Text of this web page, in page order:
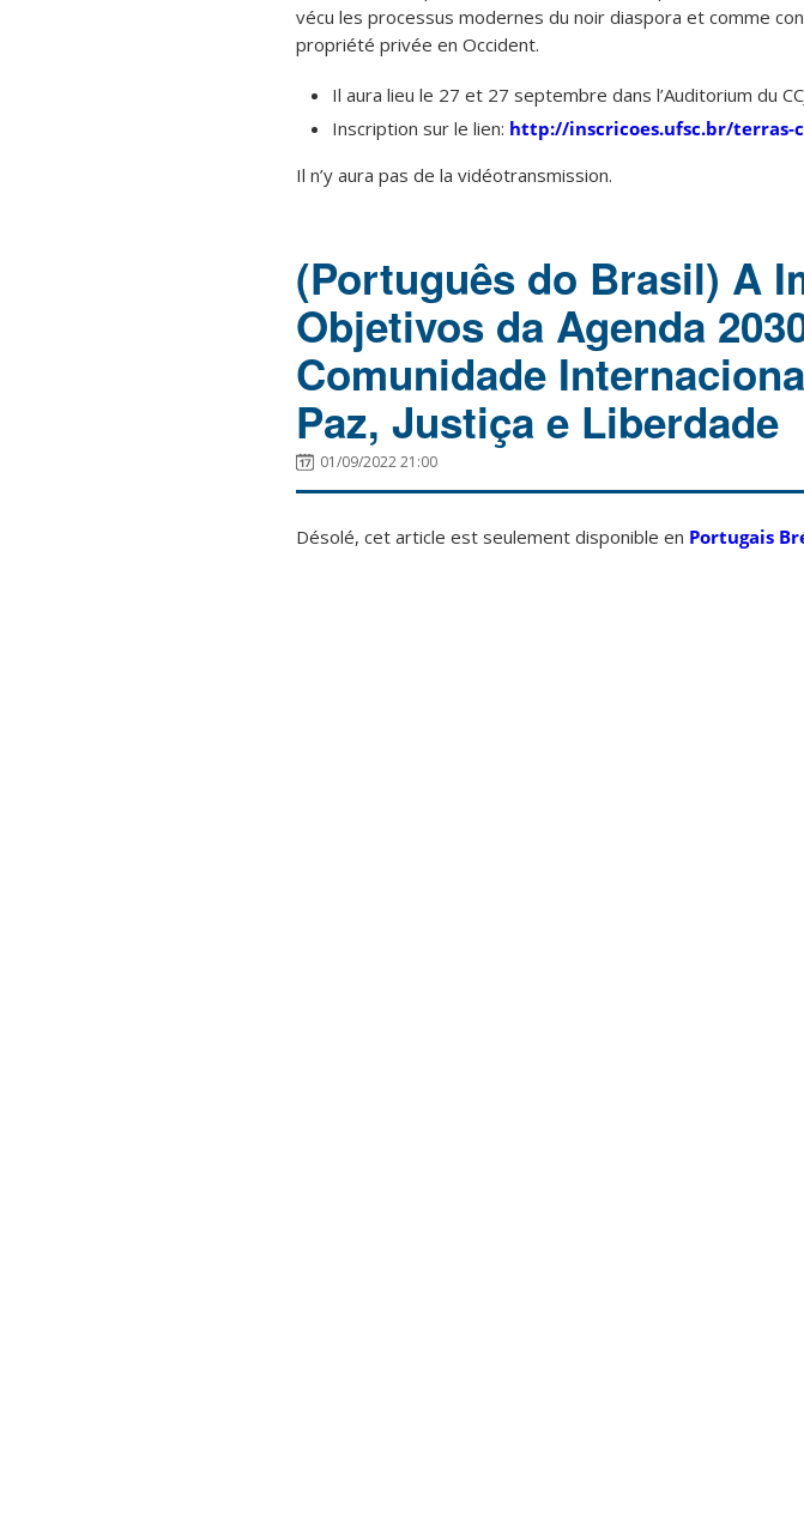
vécu les processus modernes du noir diaspora et comme
propriété privée en Occident.
Il aura lieu le 27 et 27 septembre dans l’Auditorium du
Inscription sur le lien: http://inscricoes.ufsc.br/terras-
Il n’y aura pas de la vidéotransmission.
(Português do Brasil) A
Objetivos da Agenda
Comunidade
Paz, Justiça e Liberdade
01/09/2022 21:00
Désolé, cet article est seulement disponible en Portugais